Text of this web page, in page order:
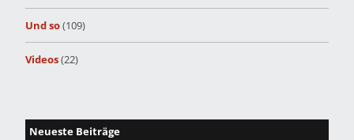
Und so(109)
Videos(22)
Neueste Beiträge